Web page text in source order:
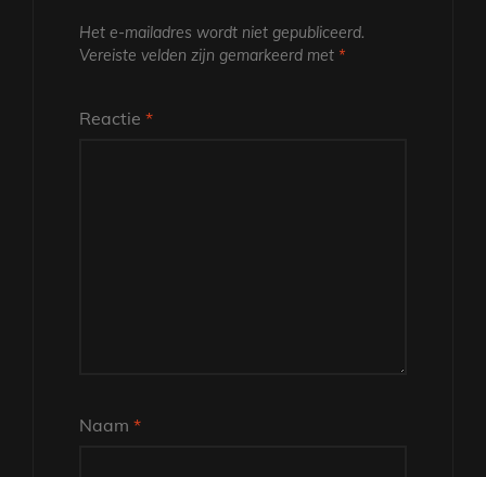
Het e-mailadres wordt niet gepubliceerd.
Vereiste velden zijn gemarkeerd met *
Reactie *
Naam *